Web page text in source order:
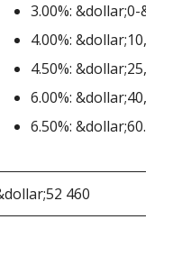
3.00%: &dollar;0-
4.00%:
4.50%:
6.00%:
6.50%: &dollar;60.001+
460